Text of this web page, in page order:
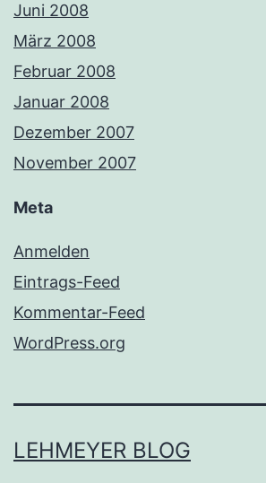
Juni 2008
März 2008
Februar 2008
Januar 2008
Dezember 2007
November 2007
Meta
Anmelden
Eintrags-Feed
Kommentar-Feed
WordPress.org
LEHMEYER BLOG